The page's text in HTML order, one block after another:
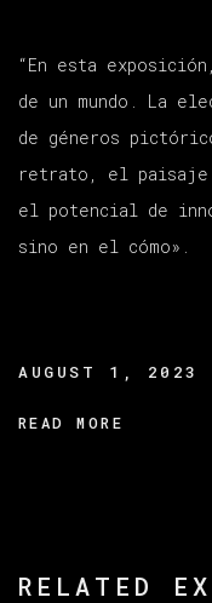
“En esta
de un mundo. La
de géneros
retrato, el paisaje
el potencial de
sino en el cómo».
AUGUST 1, 2023
READ MORE
RELATED